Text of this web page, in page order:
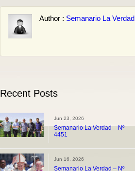
Author : Semanario La Verdad
Recent Posts
Jun 23, 2026
Semanario La Verdad – Nº
4451
Jun 16, 2026
Semanario La Verdad – Nº